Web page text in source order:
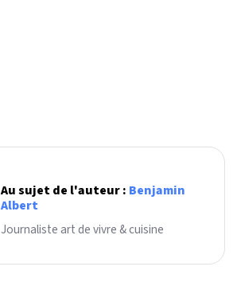
Au sujet de l'auteur : Benjamin
Albert
Journaliste art de vivre & cuisine